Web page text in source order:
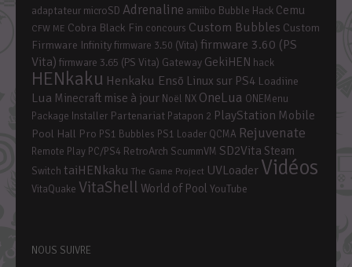
adaptateur microSD Adrenaline amiibo Bubble Hack Cemu
CFW ME Cobra Black Fin concours Custom Bubbles Custom
Firmware Infinityfirmware 3.50 (Vita) firmware 3.60 (PS
Vita) firmware 3.65 (PS Vita) Gateway GekiHEN hack
HENkaku Henkaku Ensō Linux sur PS4 Loadiine
Lua Minecraft mise à jour Noël NX OneLua ONEMenu
Package Installer Partenariat Patapon 2 PlayStation Mobile
Pool Hall Pro PS1 Bubbles PS1 Loader QCMA Rejuvenate
Remote Play PC/PS4 RetroArch ScummVM SD2Vita Steam
Switch taiHENkaku The Game Project UVLoader Vidéos
VitaQuake VitaShell World of Pool YouTube
NOUS SUIVRE